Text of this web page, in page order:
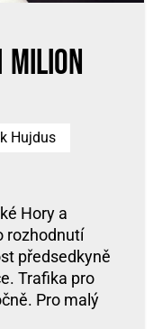
milion
Hujdus
Hory a
rozhodnutí
předsedkyně
Trafika pro
Pro malý